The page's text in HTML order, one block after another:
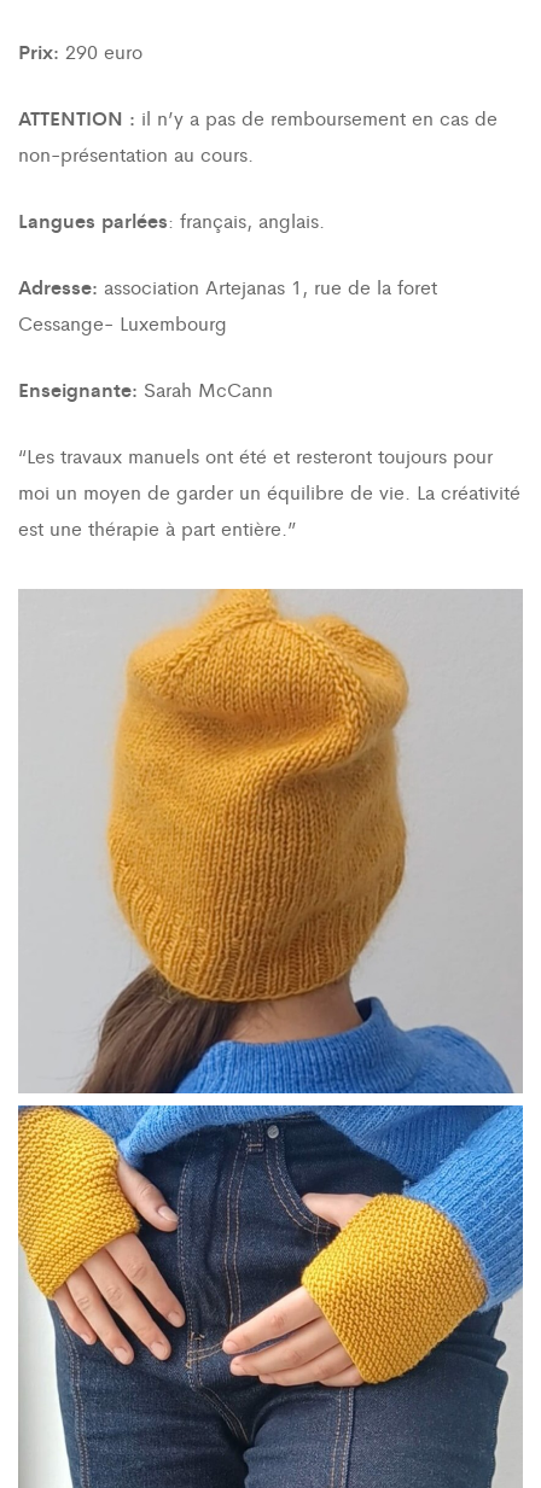
Prix: 290 euro
ATTENTION : il n’y a pas de remboursement en cas de
non-présentation au cours.
Langues parlées: français, anglais.
Adresse: association Artejanas 1, rue de la foret
Cessange- Luxembourg
Enseignante: Sarah McCann
“Les travaux manuels ont été et resteront toujours pour
moi un moyen de garder un équilibre de vie. La créativité
est une thérapie à part entière.”